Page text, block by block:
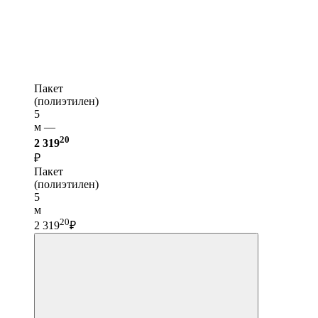
Пакет
(полиэтилен)
5
м —
2 31920
₽
Пакет
(полиэтилен)
5
м
2 31920₽